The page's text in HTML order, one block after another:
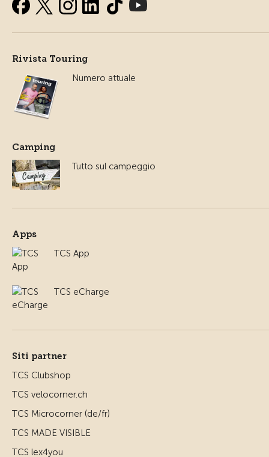
Rivista Touring
Numero attuale
Camping
Tutto sul campeggio
Apps
TCS App
TCS eCharge
Siti partner
TCS Clubshop
TCS velocorner.ch
TCS Microcorner (de/fr)
TCS MADE VISIBLE
TCS lex4you